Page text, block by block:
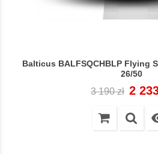
Balticus BALFSQCHBLP Flying
26/50
Cena
3 190 zł Cena
2